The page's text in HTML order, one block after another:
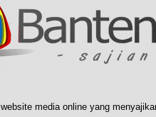
media online yang